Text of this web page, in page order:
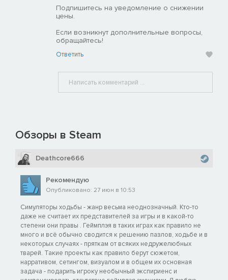
Подпишитесь на уведомление о снижении
цены.
Если возникнут дополнительные вопросы,
обращайтесь!
Ответить
Обзоры в Steam
Deathcore666
Рекомендую
Опубликовано: 27 июн в 10:53
Симуляторы ходьбы - жанр весьма неоднозначный. Кто-то
даже не считает их представителей за игры и в какой-то
степени они правы . Геймплэя в таких играх как правило не
много и всё обычно сводится к решению пазлов, ходьбе и в
некоторых случаях - пряткам от всяких недружелюбных
тварей. Такие проекты как правило берут сюжетом,
нарративом, сетингом, визуалом и в общем их основная
задача - подарить игроку необычный экспириенс и